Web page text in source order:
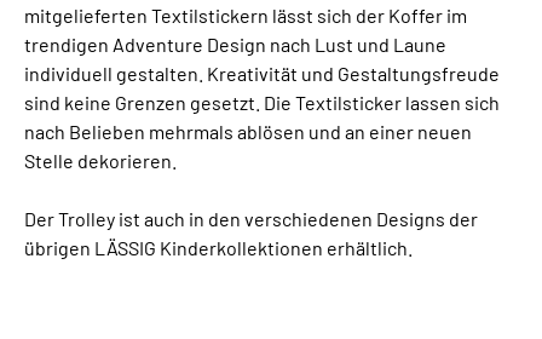
mitgelieferten Textilstickern lässt sich der Koffer im
trendigen Adventure Design nach Lust und Laune
individuell gestalten. Kreativität und Gestaltungsfreude
sind keine Grenzen gesetzt. Die Textilsticker lassen sich
nach Belieben mehrmals ablösen und an einer neuen
Stelle dekorieren.
Der Trolley ist auch in den verschiedenen Designs der
übrigen LÄSSIG Kinderkollektionen erhältlich.